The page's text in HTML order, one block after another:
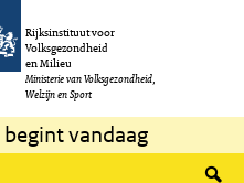
Rijksinstituut voor
Volksgezondheid
en Milieu
Ministerie van Volksgezondheid,
Welzijn en Sport
begint vandaag